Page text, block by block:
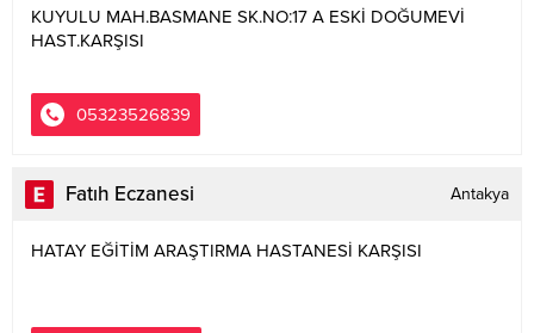
KUYULU MAH.BASMANE SK.NO:17 A ESKİ DOĞUMEVİ
HAST.KARŞISI
05323526839
Fatıh Eczanesi Antakya
HATAY EĞİTİM ARAŞTIRMA HASTANESİ KARŞISI